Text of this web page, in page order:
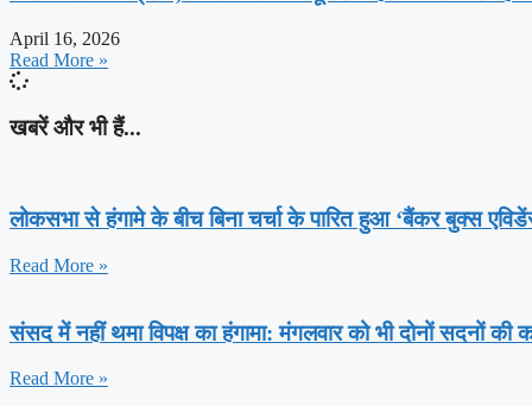
April 16, 2026
Read More »
खबरें और भी हैं...
लोकसभा से हंगामे के बीच बिना चर्चा के पारित हुआ ‘बैंकर बुक्स
Read More »
संसद में नहीं थमा विपक्ष का हंगामा: मंगलवार को भी दोनों सदनों की
Read More »